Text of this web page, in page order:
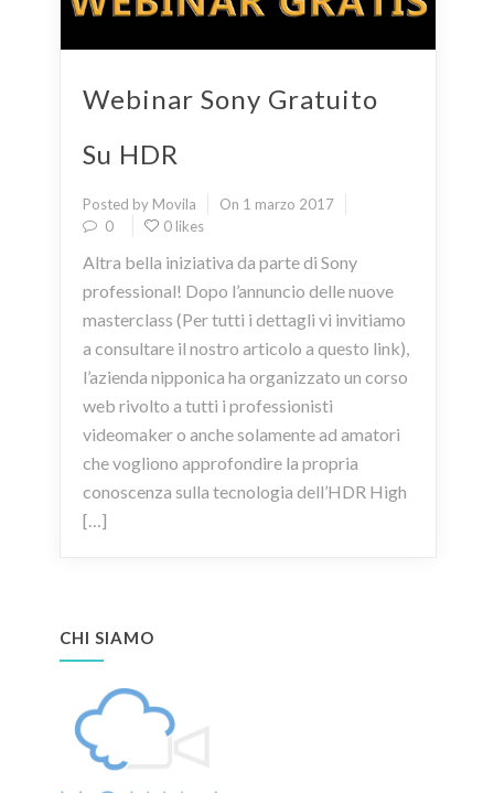
Webinar Sony Gratuito
Su HDR
Posted by Movila
On 1 marzo 2017
0
0 likes
Altra bella iniziativa da parte di Sony
professional! Dopo l’annuncio delle nuove
masterclass (Per tutti i dettagli vi invitiamo
a consultare il nostro articolo a questo link),
l’azienda nipponica ha organizzato un corso
web rivolto a tutti i professionisti
videomaker o anche solamente ad amatori
che vogliono approfondire la propria
conoscenza sulla tecnologia dell’HDR High
[…]
CHI SIAMO